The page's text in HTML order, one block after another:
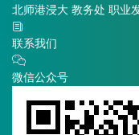
北师港浸大 教务处 职业
联系我们
微信公众号